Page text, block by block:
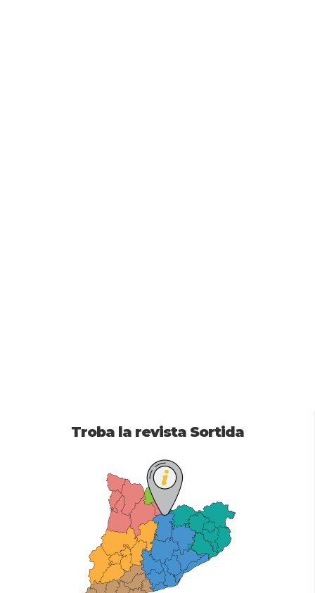
Troba la revista Sortida